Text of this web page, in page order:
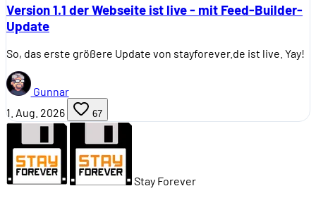
Version 1.1 der Webseite ist live - mit Feed-Builder-
Update
So, das erste größere Update von stayforever.de ist live. Yay!
Gunnar
1. Aug. 2026
67
Stay Forever